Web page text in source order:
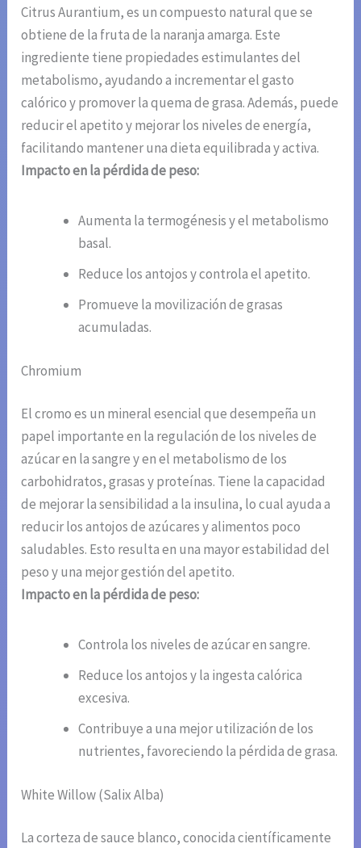
Citrus Aurantium, es un compuesto natural que se
obtiene de la fruta de la naranja amarga. Este
ingrediente tiene propiedades estimulantes del
metabolismo, ayudando a incrementar el gasto
calórico y promover la quema de grasa. Además, puede
reducir el apetito y mejorar los niveles de energía,
facilitando mantener una dieta equilibrada y activa.
Impacto en la pérdida de peso:
Aumenta la termogénesis y el metabolismo
basal.
Reduce los antojos y controla el apetito.
Promueve la movilización de grasas
acumuladas.
Chromium
El cromo es un mineral esencial que desempeña un
papel importante en la regulación de los niveles de
azúcar en la sangre y en el metabolismo de los
carbohidratos, grasas y proteínas. Tiene la capacidad
de mejorar la sensibilidad a la insulina, lo cual ayuda a
reducir los antojos de azúcares y alimentos poco
saludables. Esto resulta en una mayor estabilidad del
peso y una mejor gestión del apetito.
Impacto en la pérdida de peso:
Controla los niveles de azúcar en sangre.
Reduce los antojos y la ingesta calórica
excesiva.
Contribuye a una mejor utilización de los
nutrientes, favoreciendo la pérdida de grasa.
White Willow (Salix Alba)
La corteza de sauce blanco, conocida científicamente